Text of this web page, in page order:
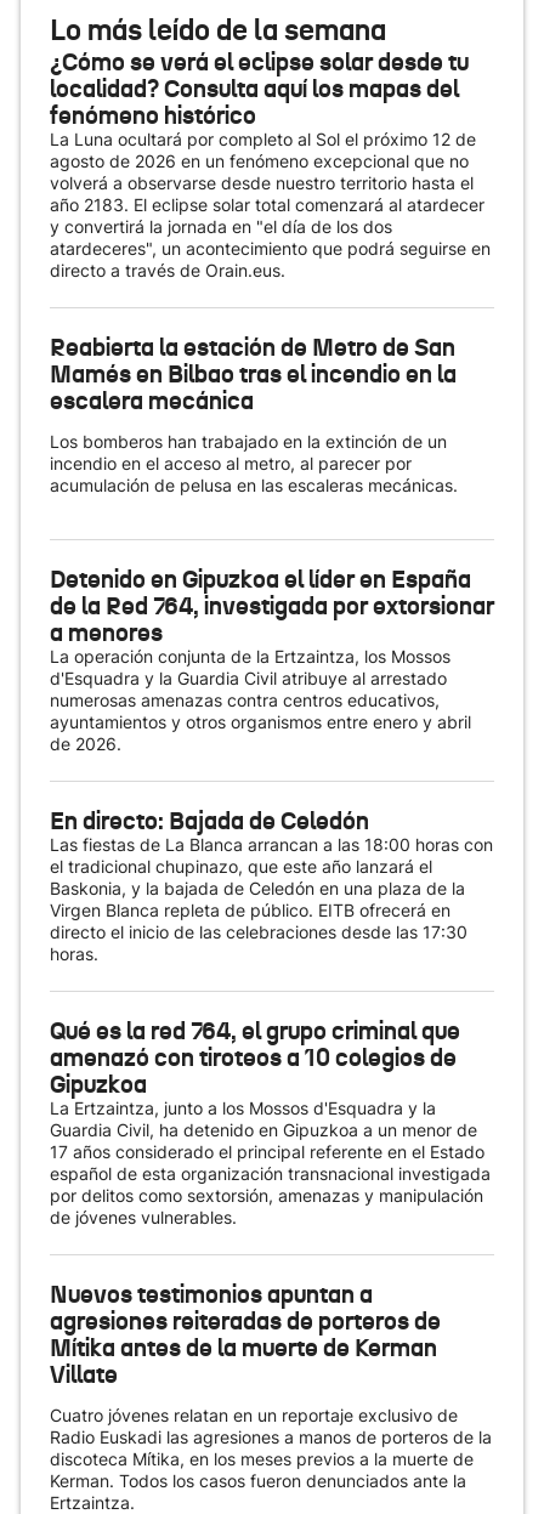
Lo más leído de la semana
¿Cómo se verá el eclipse solar desde tu
localidad? Consulta aquí los mapas del
fenómeno histórico
La Luna ocultará por completo al Sol el próximo 12 de
agosto de 2026 en un fenómeno excepcional que no
volverá a observarse desde nuestro territorio hasta el
año 2183. El eclipse solar total comenzará al atardecer
y convertirá la jornada en "el día de los dos
atardeceres", un acontecimiento que podrá seguirse en
directo a través de Orain.eus.
Reabierta la estación de Metro de San
Mamés en Bilbao tras el incendio en la
escalera mecánica
Los bomberos han trabajado en la extinción de un
incendio en el acceso al metro, al parecer por
acumulación de pelusa en las escaleras mecánicas.
Detenido en Gipuzkoa el líder en España
de la Red 764, investigada por extorsionar
a menores
La operación conjunta de la Ertzaintza, los Mossos
d'Esquadra y la Guardia Civil atribuye al arrestado
numerosas amenazas contra centros educativos,
ayuntamientos y otros organismos entre enero y abril
de 2026.
En directo: Bajada de Celedón
Las fiestas de La Blanca arrancan a las 18:00 horas con
el tradicional chupinazo, que este año lanzará el
Baskonia, y la bajada de Celedón en una plaza de la
Virgen Blanca repleta de público. EITB ofrecerá en
directo el inicio de las celebraciones desde las 17:30
horas.
Qué es la red 764, el grupo criminal que
amenazó con tiroteos a 10 colegios de
Gipuzkoa
La Ertzaintza, junto a los Mossos d'Esquadra y la
Guardia Civil, ha detenido en Gipuzkoa a un menor de
17 años considerado el principal referente en el Estado
español de esta organización transnacional investigada
por delitos como sextorsión, amenazas y manipulación
de jóvenes vulnerables.
Nuevos testimonios apuntan a
agresiones reiteradas de porteros de
Mítika antes de la muerte de Kerman
Villate
Cuatro jóvenes relatan en un reportaje exclusivo de
Radio Euskadi las agresiones a manos de porteros de la
discoteca Mítika, en los meses previos a la muerte de
Kerman. Todos los casos fueron denunciados ante la
Ertzaintza.